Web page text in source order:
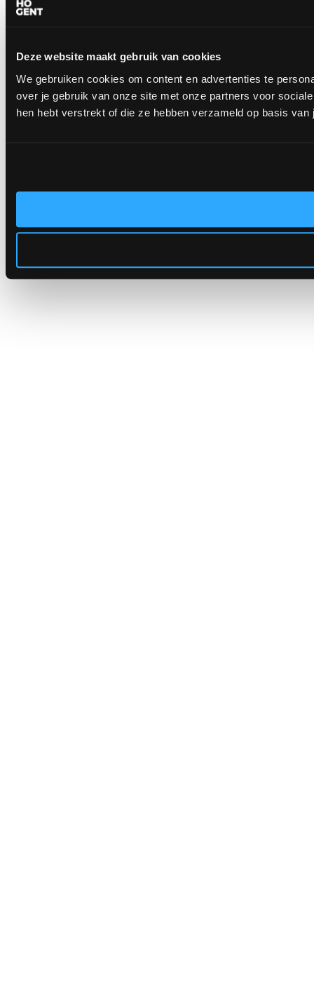
Deze website maakt gebruik van cookies
We gebruiken cookies om content en advertenties te
over je gebruik van onze site met onze partners voor
hen hebt verstrekt of die ze hebben verzameld op basis van